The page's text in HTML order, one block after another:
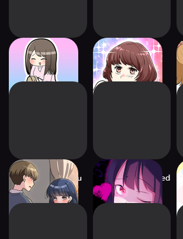
Kiri Desu ne
Revenge on BAD
GUY
2-taku de Real-juu
Metsubou Game
Win Over the Flawed
Girl